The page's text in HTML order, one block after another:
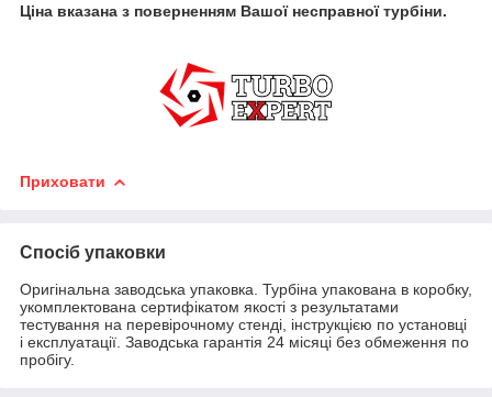
Ціна вказана з поверненням Вашої несправної турбіни.
Приховати
Спосіб упаковки
Оригінальна заводська упаковка. Турбіна упакована в коробку,
укомплектована сертифікатом якості з результатами
тестування на перевірочному стенді, інструкцією по установці
і експлуатації. Заводська гарантія 24 місяці без обмеження по
пробігу.